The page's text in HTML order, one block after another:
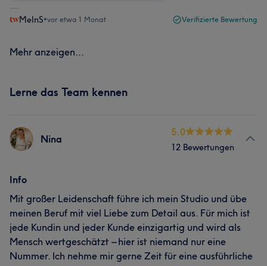
MeInS•vor etwa 1 Monat Verifizierte Bewertung
Mehr anzeigen...
Lerne das Team kennen
Nina
5.0
12 Bewertungen
Info
Mit großer Leidenschaft führe ich mein Studio und übe
meinen Beruf mit viel Liebe zum Detail aus. Für mich ist
jede Kundin und jeder Kunde einzigartig und wird als
Mensch wertgeschätzt – hier ist niemand nur eine
Nummer. Ich nehme mir gerne Zeit für eine ausführliche